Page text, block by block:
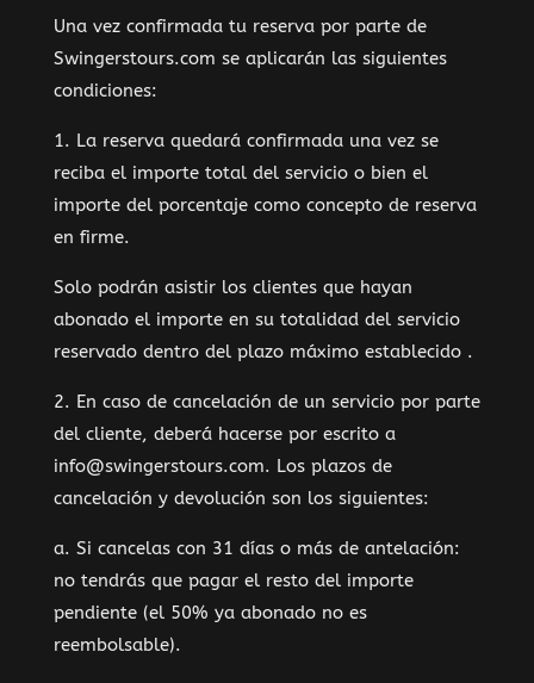
Una vez confirmada tu reserva por parte de
Swingerstours.com se aplicarán las siguientes
condiciones:
1. La reserva quedará confirmada una vez se
reciba el importe total del servicio o bien el
importe del porcentaje como concepto de reserva
en firme.
Solo podrán asistir los clientes que hayan
abonado el importe en su totalidad del servicio
reservado dentro del plazo máximo establecido .
2. En caso de cancelación de un servicio por parte
del cliente, deberá hacerse por escrito a
info@swingerstours.com. Los plazos de
cancelación y devolución son los siguientes:
a. Si cancelas con 31 días o más de antelación:
no tendrás que pagar el resto del importe
pendiente (el 50% ya abonado no es
reembolsable).